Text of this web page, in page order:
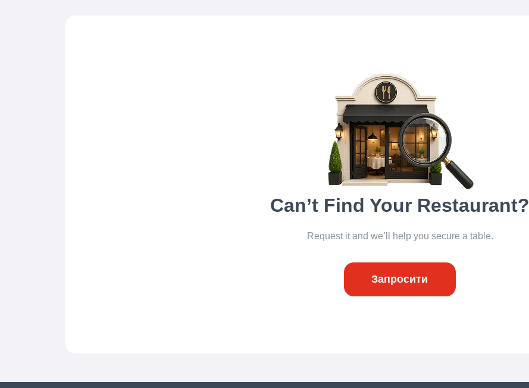
Can’t Find Your Restaurant?
Request it and we’ll help you secure a table.
Запросити